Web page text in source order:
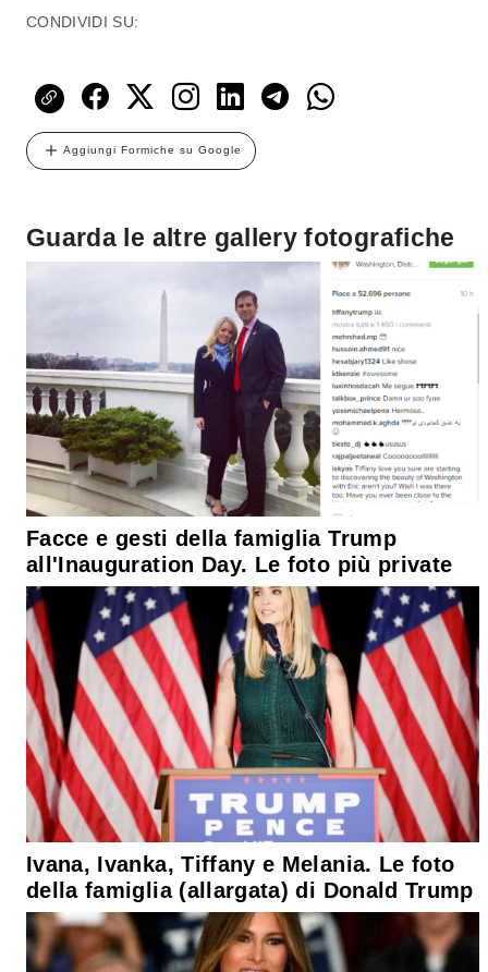
CONDIVIDI SU:
Aggiungi Formiche su Google
Guarda le altre gallery fotografiche
Facce e gesti della famiglia Trump
all'Inauguration Day. Le foto più private
Ivana, Ivanka, Tiffany e Melania. Le foto
della famiglia (allargata) di Donald Trump